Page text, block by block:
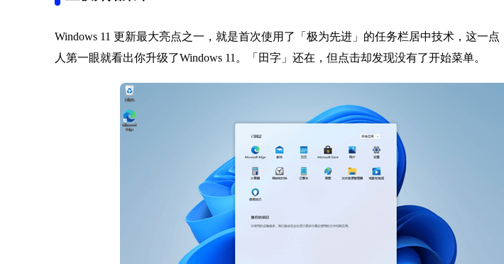
Windows 11 更新最大亮点之一，就是首次使用了「极为先进」的任务栏居中技术，这一点
人第一眼就看出你升级了Windows 11。「田字」还在，但点击却发现没有了开始菜单。